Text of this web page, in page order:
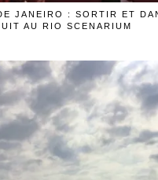
JANEIRO : SORTIR ET
AU RIO SCENARIUM